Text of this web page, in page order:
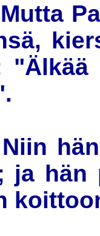
"Älkää
Niin
ja hän